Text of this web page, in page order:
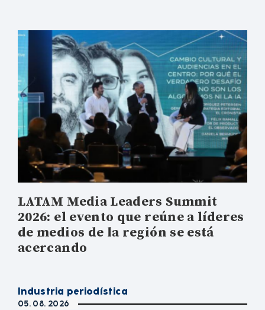
LATAM Media Leaders Summit
2026: el evento que reúne a líderes
de medios de la región se está
acercando
Industria periodística
05. 08. 2026